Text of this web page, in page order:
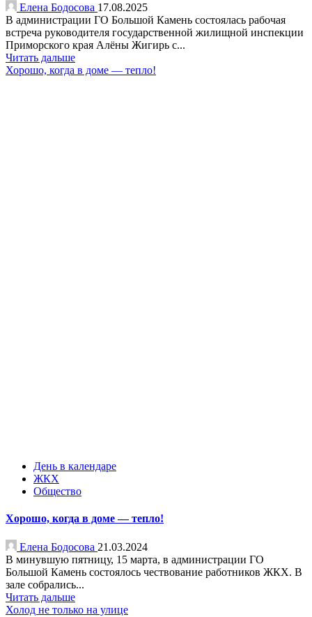
Елена Бодосова 17.08.2025
В администрации ГО Большой Камень состоялась рабочая
встреча руководителя государственной жилищной инспекции
Приморского края Алёны Жигирь с...
Читать дальше
Хорошо, когда в доме — тепло!
День в календаре
ЖКХ
Общество
Хорошо, когда в доме — тепло!
Елена Бодосова 21.03.2024
В минувшую пятницу, 15 марта, в администрации ГО
Большой Камень состоялось чествование работников ЖКХ. В
зале собрались...
Читать дальше
Холод не только на улице